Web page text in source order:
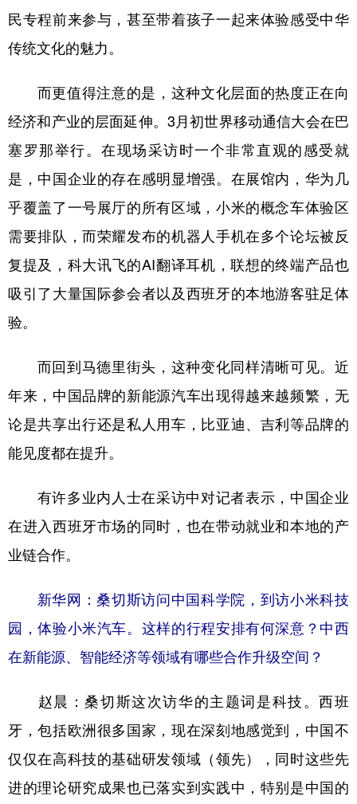
民专程前来参与，甚至带着孩子一起来体验感受中华
传统文化的魅力。
而更值得注意的是，这种文化层面的热度正在向
经济和产业的层面延伸。3月初世界移动通信大会在巴
塞罗那举行。在现场采访时一个非常直观的感受就
是，中国企业的存在感明显增强。在展馆内，华为几
乎覆盖了一号展厅的所有区域，小米的概念车体验区
需要排队，而荣耀发布的机器人手机在多个论坛被反
复提及，科大讯飞的AI翻译耳机，联想的终端产品也
吸引了大量国际参会者以及西班牙的本地游客驻足体
验。
而回到马德里街头，这种变化同样清晰可见。近
年来，中国品牌的新能源汽车出现得越来越频繁，无
论是共享出行还是私人用车，比亚迪、吉利等品牌的
能见度都在提升。
有许多业内人士在采访中对记者表示，中国企业
在进入西班牙市场的同时，也在带动就业和本地的产
业链合作。
新华网：桑切斯访问中国科学院，到访小米科技
园，体验小米汽车。这样的行程安排有何深意？中西
在新能源、智能经济等领域有哪些合作升级空间？
赵晨：桑切斯这次访华的主题词是科技。西班
牙，包括欧洲很多国家，现在深刻地感觉到，中国不
仅仅在高科技的基础研发领域（领先），同时这些先
进的理论研究成果也已落实到实践中，特别是中国的